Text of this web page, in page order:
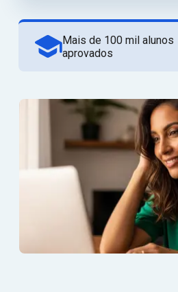
Mais de 100 mil alunos
aprovados